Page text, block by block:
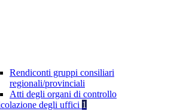
Rendiconti gruppi consiliari
regionali/provinciali
Atti degli organi di controllo
degli uffici 1